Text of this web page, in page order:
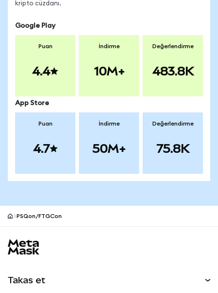
kripto cüzdanı.
Google Play
Puan
4.4
İndirme
10M+
Değerlendirme
483.8K
App Store
Puan
4.7
İndirme
50M+
Değerlendirme
75.8K
PSQon/FTGCon
Takas et